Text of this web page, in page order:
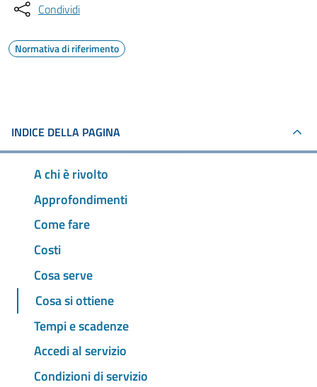
Condividi
Normativa di riferimento
INDICE DELLA PAGINA
A chi è rivolto
Approfondimenti
Come fare
Costi
Cosa serve
Cosa si ottiene
Tempi e scadenze
Accedi al servizio
Condizioni di servizio